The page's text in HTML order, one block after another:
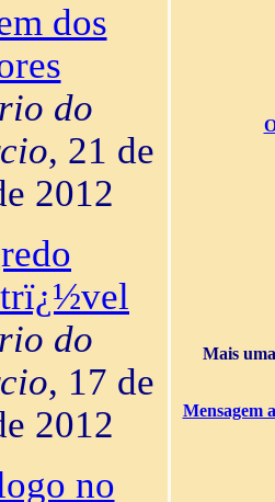
dos
do
, 21 de
2012
do
, 17 de
2012
no
Mais
Mensagem